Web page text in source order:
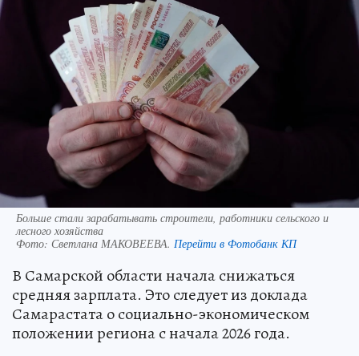
Больше стали зарабатывать строители, работники сельского и
лесного хозяйства
Фото: Светлана МАКОВЕЕВА. Перейти в Фотобанк КП
В Самарской области начала снижаться
средняя зарплата. Это следует из доклада
Самарастата о социально-экономическом
положении региона с начала 2026 года.